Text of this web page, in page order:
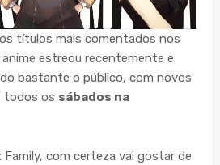
títulos mais comentados nos
estreou recentemente e
bastante o público, com novos
todos os sábados na
Family, com certeza vai gostar de